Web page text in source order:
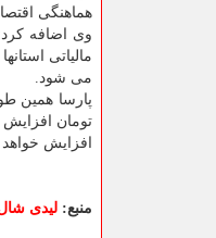
هماهنگی
می شود.
افزایش
منبع: لیدی